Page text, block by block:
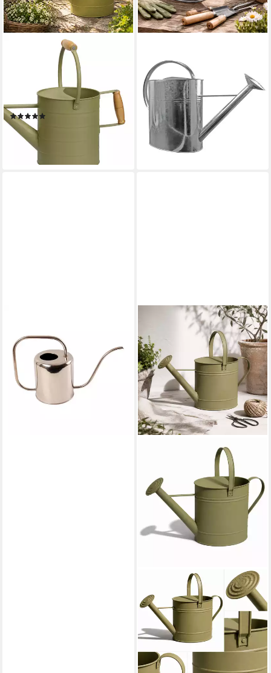
Gießkanne Gießkanne
Blechkanne Metallkanne
Kanne Dekokanne Grün 3,5
Liter
21,99 €
-27%
Gießkanne Gießkanne
Blechkanne Metallkanne
Kanne Garten verzinkt 10
Liter
26,99 €
UVP 39,99 €
-33%
lieferbar - in 3-4 Werktagen bei dir
Edelstahl Gießkanne,
Füllmenge von 1,5 Liter
Wasser
28,90 €
lieferbar - in 3-4 Werktagen bei dir
Gießkanne Gießkanne
Blechkanne Metallkanne
Kanne Dekokanne Grün 7,5
Liter
26,99 €
UVP39,99 €
-33%